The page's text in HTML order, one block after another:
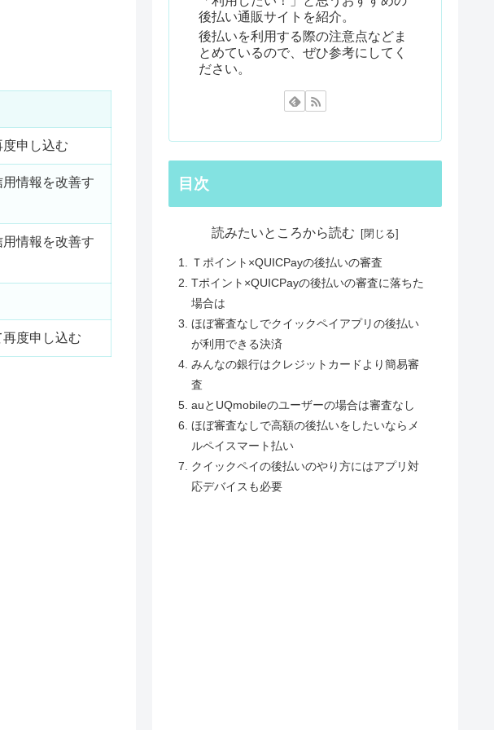
申し込む
情報を改善す
情報を改善す
度申し込む
後払い通販サイトを紹介。
後払いを利用する際の注意点などま
とめているので、ぜひ参考にしてく
ださい。
目次
読みたいところから読む
Ｔポイント×QUICPayの後払いの審査
Tポイント×QUICPayの後払いの審査に落ちた
場合は
ほぼ審査なしでクイックペイアプリの後払い
が利用できる決済
みんなの銀行はクレジットカードより簡易審
査
auとUQmobileのユーザーの場合は審査なし
ほぼ審査なしで高額の後払いをしたいならメ
ルペイスマート払い
クイックペイの後払いのやり方にはアプリ対
応デバイスも必要